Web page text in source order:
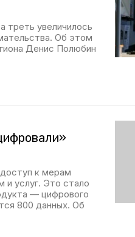
треть увеличилось
Об этом
Денис Полюбин
к мерам
и услуг. Это стало
— цифрового
800 данных. Об